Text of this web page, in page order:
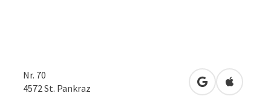
Nr. 70
4572St. Pankraz in Googlein Apple